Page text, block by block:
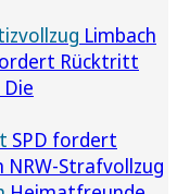
Limbach
Rücktritt
Die
SPD fordert
Strafvollzug